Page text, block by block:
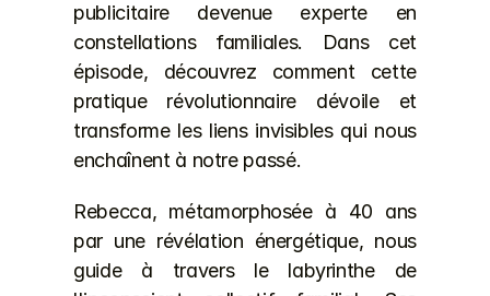
publicitaire devenue experte en
constellations familiales. Dans cet
épisode, découvrez comment cette
pratique révolutionnaire dévoile et
transforme les liens invisibles qui nous
enchaînent à notre passé.
Rebecca, métamorphosée à 40 ans
par une révélation énergétique, nous
guide à travers le labyrinthe de